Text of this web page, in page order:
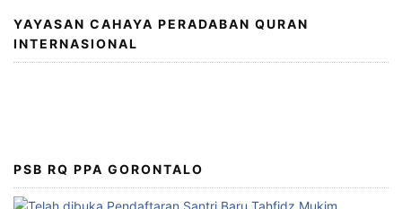
YAYASAN CAHAYA PERADABAN QURAN
INTERNASIONAL
PSB RQ PPA GORONTALO